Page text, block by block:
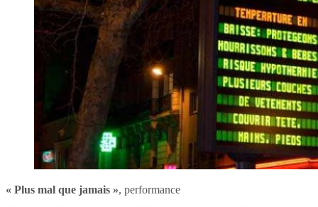
« Plus mal que jamais », performance